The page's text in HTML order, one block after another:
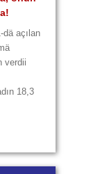
dä açılan
verdii
18,3